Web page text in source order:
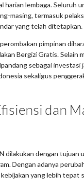
harian lembaga. Seluruh
masing, termasuk
yang telah ditetapkan.
pimpinan
Bergizi Gratis. Selain
sebagai investasi
sekaligus
dan
dilakukan dengan
Dengan adanya
yang lebih tepat